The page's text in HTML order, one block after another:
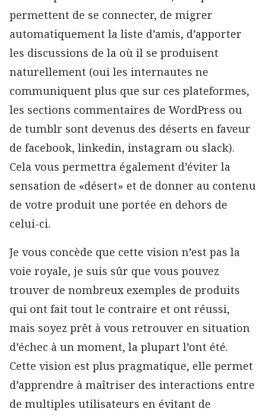
permettent de se connecter, de migrer
automatiquement la liste d’amis, d’apporter
les discussions de la où il se produisent
naturellement (oui les internautes ne
communiquent plus que sur ces plateformes,
les sections commentaires de WordPress ou
de tumblr sont devenus des déserts en faveur
de facebook, linkedin, instagram ou slack).
Cela vous permettra également d’éviter la
sensation de «désert» et de donner au contenu
de votre produit une portée en dehors de
celui-ci.
Je vous concède que cette vision n’est pas la
voie royale, je suis sûr que vous pouvez
trouver de nombreux exemples de produits
qui ont fait tout le contraire et ont réussi,
mais soyez prêt à vous retrouver en situation
d’échec à un moment, la plupart l’ont été.
Cette vision est plus pragmatique, elle permet
d’apprendre à maîtriser des interactions entre
de multiples utilisateurs en évitant de